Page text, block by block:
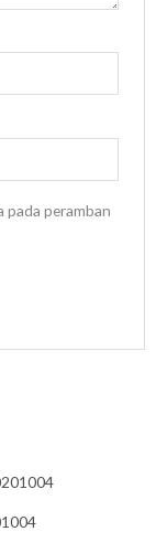
pada peramban